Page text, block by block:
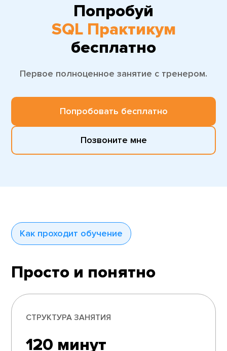
Попробуй
SQL Практикум
бесплатно
Первое полноценное занятие с тренером.
Попробовать бесплатно
Позвоните мне
Как проходит обучение
Просто и понятно
СТРУКТУРА ЗАНЯТИЯ
120 минут